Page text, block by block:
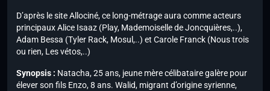
D’après le site Allociné, ce long-métrage aura comme acteurs
principaux Alice Isaaz (Play, Mademoiselle de Joncquières,..),
Adam Bessa (Tyler Rack, Mosul,..) et Carole Franck (Nous trois
ou rien, Les vétos,..)
Synopsis : Natacha, 25 ans, jeune mère célibataire galère pour
élever son fils Enzo, 8 ans. Walid, migrant d’origine syrienne,